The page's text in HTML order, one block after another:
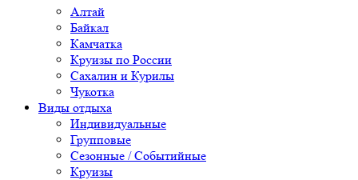
Алтай
Байкал
Камчатка
Круизы по России
Сахалин и Курилы
Чукотка
Виды отдыха
Индивидуальные
Групповые
Сезонные / Событийные
Круизы